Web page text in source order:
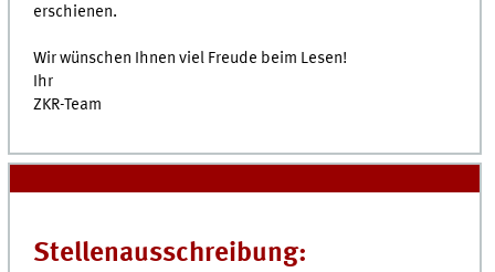
erschienen.
Wir wünschen Ihnen viel Freude beim Lesen!
Ihr
ZKR-Team
Stellenausschreibung: